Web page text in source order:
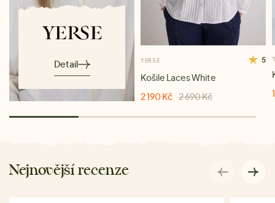
Detail YERSE 5
Košile Laces White
2 190 Kč 2 690 Kč
Nejnovější recenze